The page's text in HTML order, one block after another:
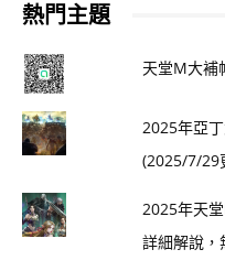
熱門主題
天堂M大補
2025年亞
(2025/7/29
2025年天
詳細解說，